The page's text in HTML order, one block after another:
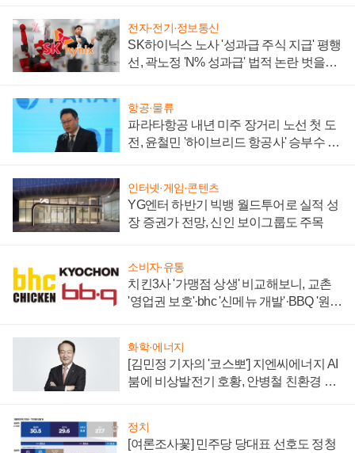
전자·전기·정보통신
SK하이닉스 노사 '성과급 주식 지급' 평행
선, 곽노정 'N% 성과급' 법적 논란 벗을지
항공·물류
파라타항공 내년 미주 장거리 노선 첫 도
전, 윤철민 '하이브리드 항공사' 승부수 통
인터넷·게임·콘텐츠
YG엔터 하반기 빅뱅 월드투어로 실적 성
장 증권가 전망, 신인 보이그룹도 주목
소비자·유통
치킨3사 '가맹점 상생' 비교해보니, 교촌
'영업권 보호'·bhc '신메뉴 개발'·BBQ '원가
화학·에너지
[김민정 기자의 '코스뽀'] 지엔씨에너지 AI
붐에 비상발전기 호황, 안병철 친환경 에
정치
[여론조사꽃] 민주당 당대표 선호도 정청